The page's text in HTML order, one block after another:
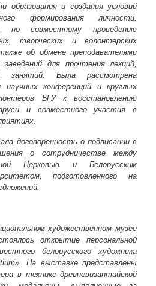
образования и создания условий
формирования личности.
по совместному проведению
творческих и волонтерских
об обмене преподавателями
для прочтения лекций,
занятий. Была рассмотрена
научных конференций и круглых
БГУ к восстановлению
и совместного участия в
договоренность о подписании в
о сотрудничестве между
Церковью и Белорусским
подготовленного на
художественном музее
открытие персональной
белорусского художника
На выставке представлены
в технике древневизантийской